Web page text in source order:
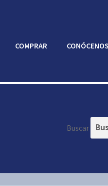
COMPRAR CONÓCENOS
Buscar